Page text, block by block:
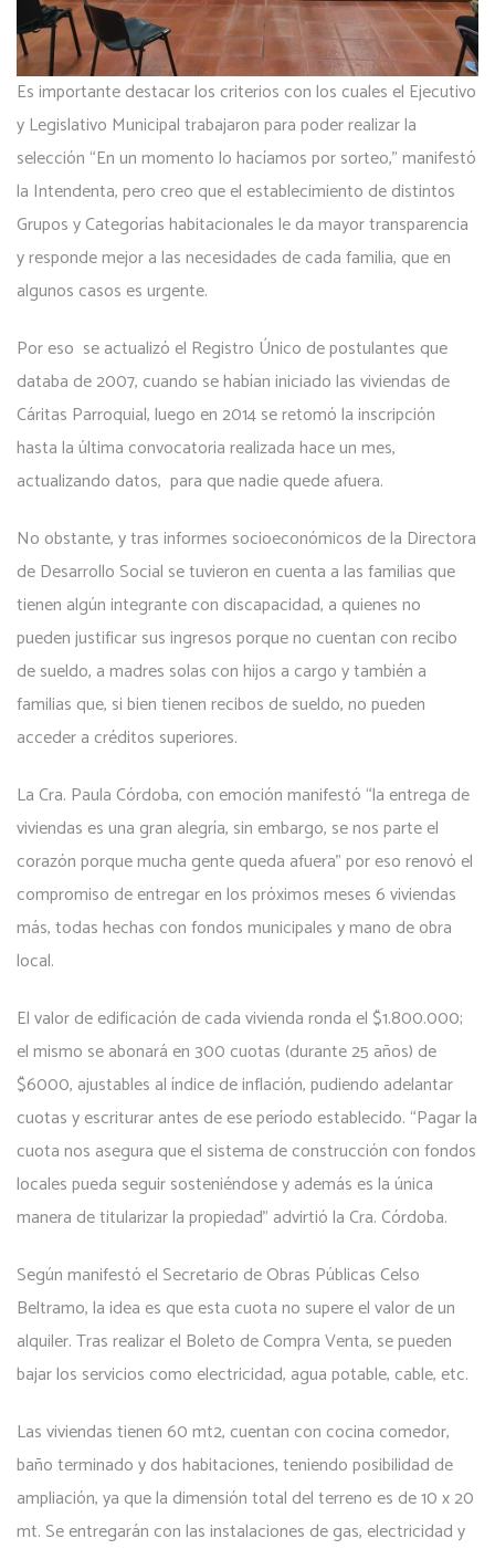
Es importante destacar los criterios con los cuales el Ejecutivo
y Legislativo Municipal trabajaron para poder realizar la
selección “En un momento lo hacíamos por sorteo,” manifestó
la Intendenta, pero creo que el establecimiento de distintos
Grupos y Categorías habitacionales le da mayor transparencia
y responde mejor a las necesidades de cada familia, que en
algunos casos es urgente.
Por eso se actualizó el Registro Único de postulantes que
databa de 2007, cuando se habían iniciado las viviendas de
Cáritas Parroquial, luego en 2014 se retomó la inscripción
hasta la última convocatoria realizada hace un mes,
actualizando datos, para que nadie quede afuera.
No obstante, y tras informes socioeconómicos de la Directora
de Desarrollo Social se tuvieron en cuenta a las familias que
tienen algún integrante con discapacidad, a quienes no
pueden justificar sus ingresos porque no cuentan con recibo
de sueldo, a madres solas con hijos a cargo y también a
familias que, si bien tienen recibos de sueldo, no pueden
acceder a créditos superiores.
La Cra. Paula Córdoba, con emoción manifestó “la entrega de
viviendas es una gran alegría, sin embargo, se nos parte el
corazón porque mucha gente queda afuera” por eso renovó el
compromiso de entregar en los próximos meses 6 viviendas
más, todas hechas con fondos municipales y mano de obra
local.
El valor de edificación de cada vivienda ronda el $1.800.000;
el mismo se abonará en 300 cuotas (durante 25 años) de
$6000, ajustables al índice de inflación, pudiendo adelantar
cuotas y escriturar antes de ese período establecido. “Pagar la
cuota nos asegura que el sistema de construcción con fondos
locales pueda seguir sosteniéndose y además es la única
manera de titularizar la propiedad” advirtió la Cra. Córdoba.
Según manifestó el Secretario de Obras Públicas Celso
Beltramo, la idea es que esta cuota no supere el valor de un
alquiler. Tras realizar el Boleto de Compra Venta, se pueden
bajar los servicios como electricidad, agua potable, cable, etc.
Las viviendas tienen 60 mt2, cuentan con cocina comedor,
baño terminado y dos habitaciones, teniendo posibilidad de
ampliación, ya que la dimensión total del terreno es de 10 x 20
mt. Se entregarán con las instalaciones de gas, electricidad y